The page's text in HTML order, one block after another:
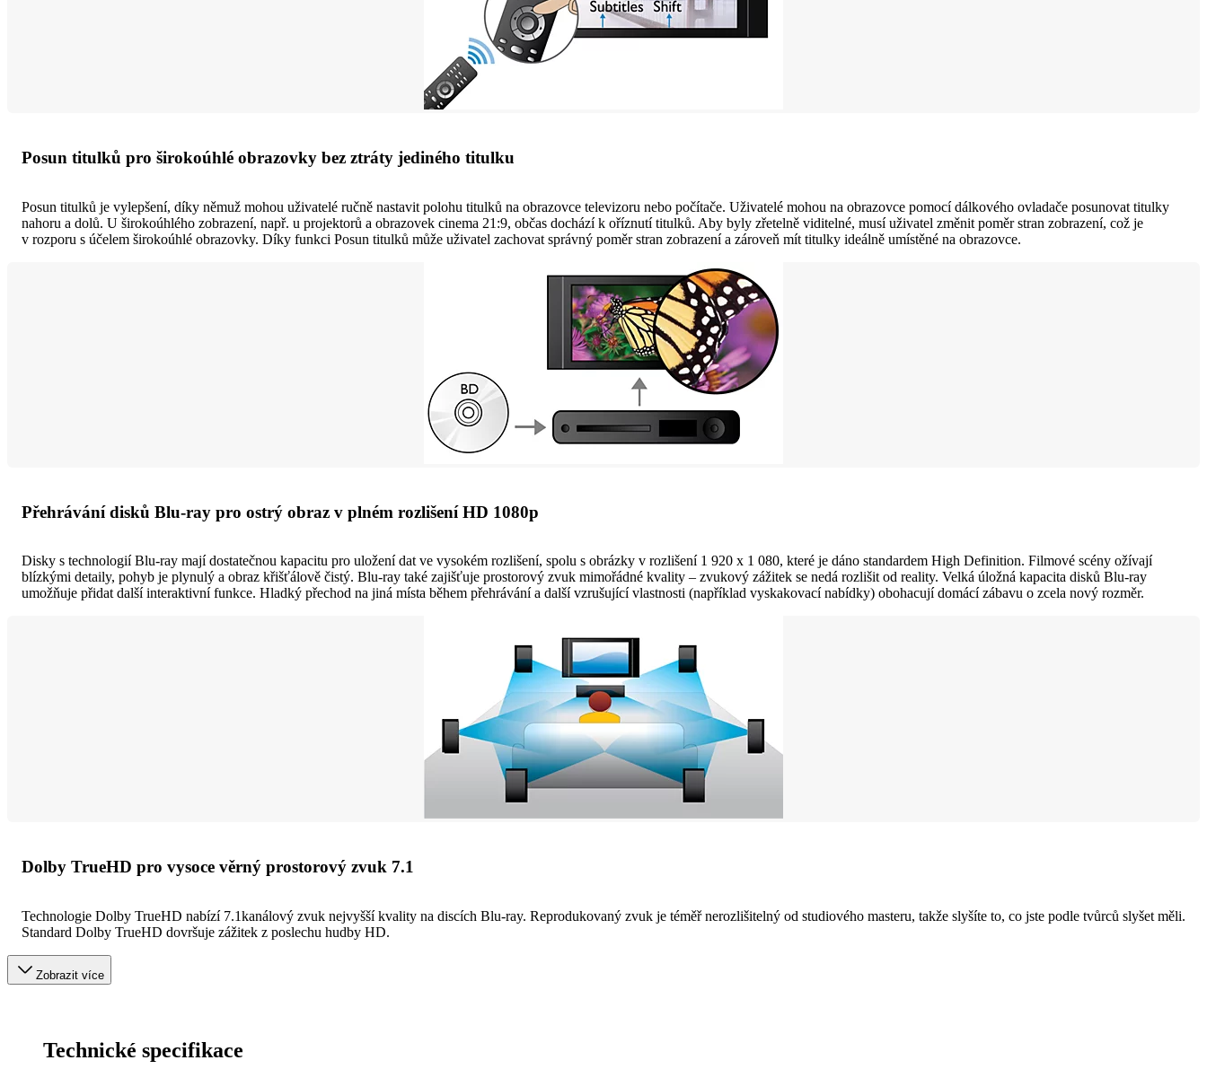
Posun titulků pro širokoúhlé obrazovky bez ztráty jediného titulku
Posun titulků je vylepšení, díky němuž mohou uživatelé ručně nastavit polohu titulků na obrazovce televizoru nebo počítače. Uživatelé mohou na obrazovce pomocí dálkového ovladače posunovat titulky
nahoru a dolů. U širokoúhlého zobrazení, např. u projektorů a obrazovek cinema 21:9, občas dochází k oříznutí titulků. Aby byly zřetelně viditelné, musí uživatel změnit poměr stran zobrazení, což je
v rozporu s účelem širokoúhlé obrazovky. Díky funkci Posun titulků může uživatel zachovat správný poměr stran zobrazení a zároveň mít titulky ideálně umístěné na obrazovce.
Přehrávání disků Blu-ray pro ostrý obraz v plném rozlišení HD 1080p
Disky s technologií Blu-ray mají dostatečnou kapacitu pro uložení dat ve vysokém rozlišení, spolu s obrázky v rozlišení 1 920 x 1 080, které je dáno standardem High Definition. Filmové scény ožívají
blízkými detaily, pohyb je plynulý a obraz křišťálově čistý. Blu-ray také zajišťuje prostorový zvuk mimořádné kvality – zvukový zážitek se nedá rozlišit od reality. Velká úložná kapacita disků Blu-ray
umožňuje přidat další interaktivní funkce. Hladký přechod na jiná místa během přehrávání a další vzrušující vlastnosti (například vyskakovací nabídky) obohacují domácí zábavu o zcela nový rozměr.
Dolby TrueHD pro vysoce věrný prostorový zvuk 7.1
Technologie Dolby TrueHD nabízí 7.1kanálový zvuk nejvyšší kvality na discích Blu-ray. Reprodukovaný zvuk je téměř nerozlišitelný od studiového masteru, takže slyšíte to, co jste podle tvůrců slyšet měli.
Standard Dolby TrueHD dovršuje zážitek z poslechu hudby HD.
Zobrazit více
Technické specifikace